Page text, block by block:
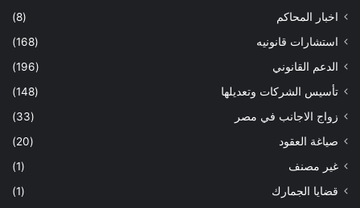
اخبار المحاكم
(8)
استشارات قانونيه
(168)
الدعم القانوني
(196)
تأسيس الشركات وتعديلها
(148)
زواج الاجانب في مصر
(33)
صياغة العقود
(20)
غير مصنف
(1)
قضايا الجمارك
(1)